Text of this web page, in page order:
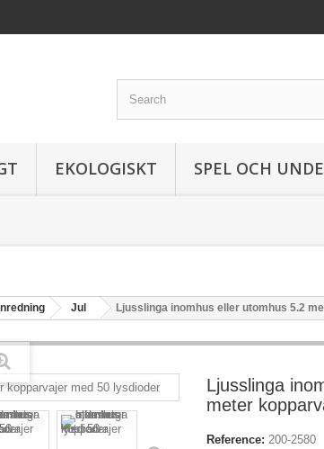
EKOLOGISKT SPEL OCH
Inredning Jul Ljusslinga inomhus eller utomhus 5.2
Ljusslinga
meter
Reference: 200-2580